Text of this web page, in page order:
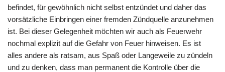
befindet, für gewöhnlich nicht selbst entzündet und daher das
vorsätzliche Einbringen einer fremden Zündquelle anzunehmen
ist. Bei dieser Gelegenheit möchten wir auch als Feuerwehr
nochmal explizit auf die Gefahr von Feuer hinweisen. Es ist
alles andere als ratsam, aus Spaß oder Langeweile zu zündeln
und zu denken, dass man permanent die Kontrolle über die